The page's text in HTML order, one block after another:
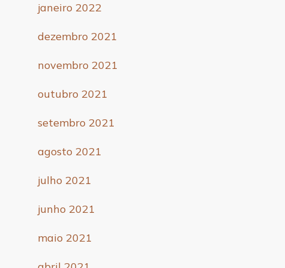
janeiro 2022
dezembro 2021
novembro 2021
outubro 2021
setembro 2021
agosto 2021
julho 2021
junho 2021
maio 2021